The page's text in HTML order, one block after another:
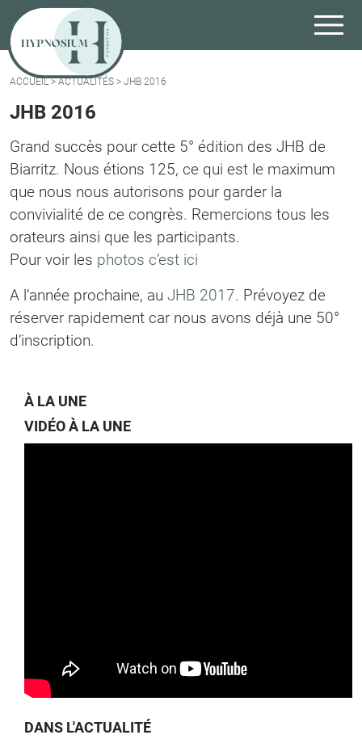
ACCUEIL>ACTUALITÉS > JHB 2016
JHB 2016
Grand succès pour cette 5° édition des JHB de
Biarritz. Nous étions 125, ce qui est le maximum
que nous nous autorisons pour garder la
convivialité de ce congrès. Remercions tous les
orateurs ainsi que les participants.
Pour voir les photos c’est ici
A l’année prochaine, au JHB 2017. Prévoyez de
réserver rapidement car nous avons déjà une 50°
d’inscription.
À LA UNE
VIDÉO À LA UNE
DANS L'ACTUALITÉ